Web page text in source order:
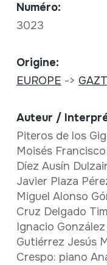
Numéro:
3023
Origine:
EUROPE ->
Auteur /
Piteros de los
Moisés
Díez Ausín
Javier Plaza
Miguel Alonso
Cruz Delgado
Ignacio
Gutiérrez Jesús
Crespo: piano